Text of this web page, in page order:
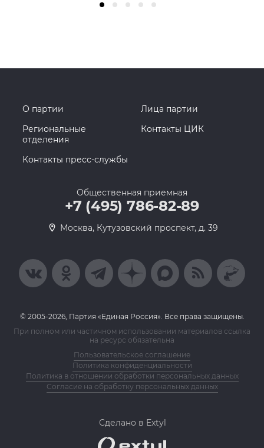
О партии
Лица партии
Региональные
отделения
Контакты ЦИК
Контакты пресс-службы
Общественная приемная
+7 (495) 786-82-89
Москва, Кутузовский проспект, д. 39
© 2005-2026, Партия «Единая Россия». Все права защищены.
При полном или частичном использовании материалов ссылка
на ресурс обязательна
Пользовательское соглашение
Политика конфиденциальности
Политика в отношении обработки персональных данных
Согласие на обработку персональных данных
Сделано в Extyl